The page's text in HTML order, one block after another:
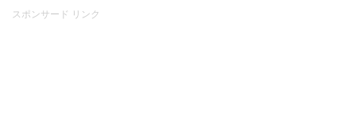
スポンサード リンク